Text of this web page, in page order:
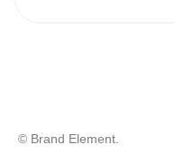
© Brand Element.